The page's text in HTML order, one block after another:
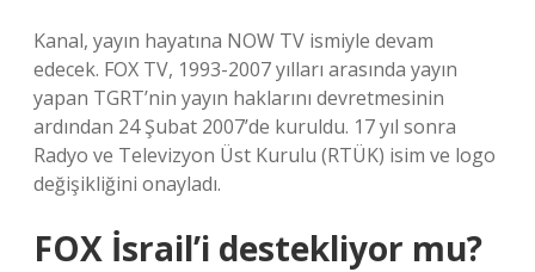
Kanal, yayın hayatına NOW TV ismiyle devam
edecek. FOX TV, 1993-2007 yılları arasında yayın
yapan TGRT’nin yayın haklarını devretmesinin
ardından 24 Şubat 2007’de kuruldu. 17 yıl sonra
Radyo ve Televizyon Üst Kurulu (RTÜK) isim ve logo
değişikliğini onayladı.
FOX İsrail’i destekliyor mu?